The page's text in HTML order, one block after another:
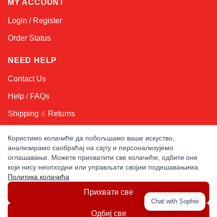
MY ACCOUNT
Login / Register
Order Status
NEED HELP
Contact Us
Help / FAQs
Shipping & Returns
KEEP IN TOUCH!
Email Address
CANADA
LATIN AMERICA USA
Користимо колачиће да побољшамо ваше искуство,
анализирамо саобраћај на сајту и персонализујемо
оглашавање. Можете прихватити све колачиће, одбити оне
који нису неопходни или управљати својим подешавањима.
Политика колачића
Прихвати све
Одбиј све
Chat with Sophie